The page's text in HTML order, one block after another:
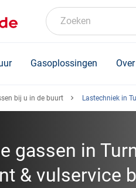
Zoeken
Gasoplossingen
bij u in de buurt Lastechniek in
gassen in
& vulservice